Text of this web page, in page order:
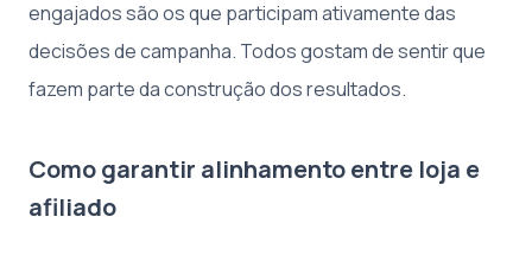
engajados são os que participam ativamente das
decisões de campanha. Todos gostam de sentir que
fazem parte da construção dos resultados.
Como garantir alinhamento entre loja e
afiliado